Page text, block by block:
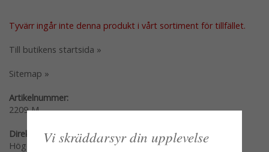
Tyvärr ingår inte denna produkt i vårt sortiment för tillfället.
Till butikens startsida »
Sitemap »
Artikelnummer:
2209-M
Direktlänk:
Högerklicka och kopiera adressen
Vi skräddarsyr din upplevelse